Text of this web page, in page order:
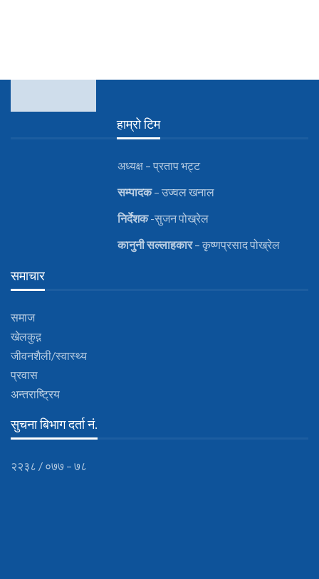
हाम्रो टिम
अध्यक्ष – प्रताप भट्ट
सम्पादक– उज्वल खनाल
निर्देशक-सुजन पोख्रेल
कानुनीसल्लाहकार– कृष्णप्रसाद पोख्रेल
समाचार
समाज
खेलकुद़़
जीवनशैली/स्वास्थ्य
प्रवास
अन्तराष्ट्रिय
सुचना बिभाग दर्ता नं.
२२३८ / ०७७ – ७८